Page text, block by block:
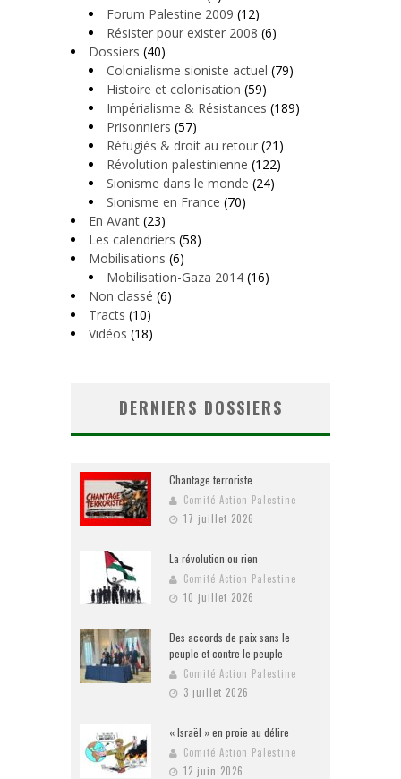
Forum Palestine 2009 (12)
Résister pour exister 2008 (6)
Dossiers (40)
Colonialisme sioniste actuel (79)
Histoire et colonisation (59)
Impérialisme & Résistances (189)
Prisonniers (57)
Réfugiés & droit au retour (21)
Révolution palestinienne (122)
Sionisme dans le monde (24)
Sionisme en France (70)
En Avant (23)
Les calendriers (58)
Mobilisations (6)
Mobilisation-Gaza 2014 (16)
Non classé (6)
Tracts (10)
Vidéos (18)
DERNIERS DOSSIERS
Chantage terroriste
Comité Action Palestine
17 juillet 2026
La révolution ou rien
Comité Action Palestine
10 juillet 2026
Des accords de paix sans le
peuple et contre le peuple
Comité Action Palestine
3 juillet 2026
« Israël » en proie au délire
Comité Action Palestine
12 juin 2026